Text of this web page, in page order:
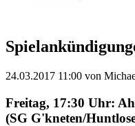
24.03.2017 11:00 von
Freitag, 17:30 Uhr:
(SG G'kneten/